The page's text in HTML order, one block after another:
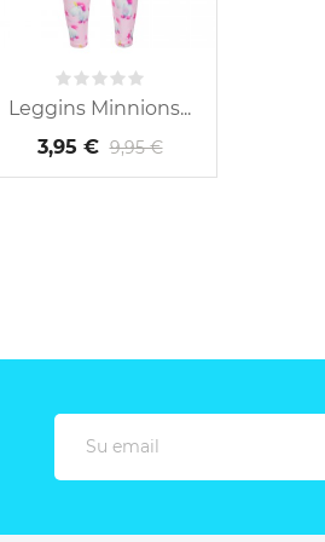
Leggins Minnions...
3,95 € 9,95 €